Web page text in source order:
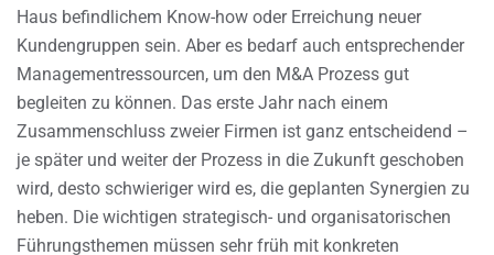
Haus befindlichem Know-how oder Erreichung neuer
Kundengruppen sein. Aber es bedarf auch entsprechender
Managementressourcen, um den M&A Prozess gut
begleiten zu können. Das erste Jahr nach einem
Zusammenschluss zweier Firmen ist ganz entscheidend –
je später und weiter der Prozess in die Zukunft geschoben
wird, desto schwieriger wird es, die geplanten Synergien zu
heben. Die wichtigen strategisch- und organisatorischen
Führungsthemen müssen sehr früh mit konkreten